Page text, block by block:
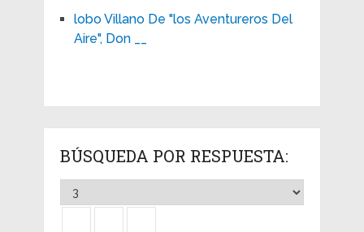
lobo Villano De "los Aventureros Del
Aire", Don __
BÚSQUEDA POR RESPUESTA: